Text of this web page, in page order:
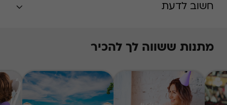
חשוב לדעת
מתנות ששווה לך להכיר